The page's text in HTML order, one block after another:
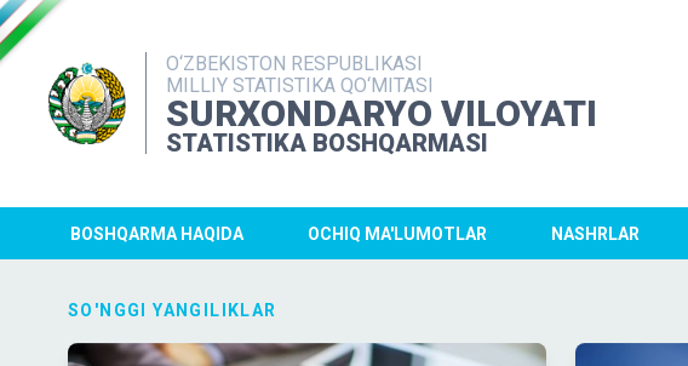
O‘ZBEKISTON RESPUBLIKASI
MILLIY STATISTIKA QO‘MITASI
SURXONDARYO VILOYATI
STATISTIKA BOSHQARMASI
BOSHQARMA HAQIDA OCHIQ MA'LUMOTLAR NASHRLAR
SO'NGGI YANGILIKLAR